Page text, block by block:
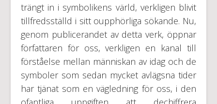
trängt in i symbolikens värld, verkligen blivit
tillfredsställd i sitt oupphörliga sökande. Nu,
genom publicerandet av detta verk, öppnar
författaren för oss, verkligen en kanal till
förståelse mellan människan av idag och de
symboler som sedan mycket avlägsna tider
har tjänat som en vägledning för oss, i den